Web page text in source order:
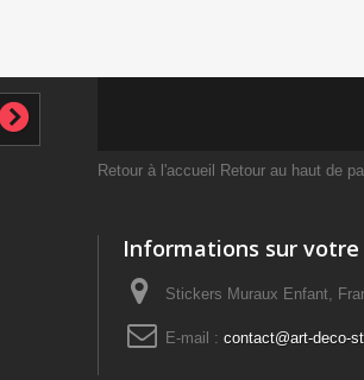
Retour à l'accueil Retour au haut de
Informations sur
Stickers Muraux Enfant,
E-mail : contact@art-deco-